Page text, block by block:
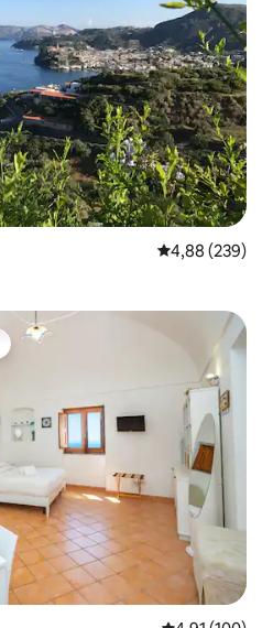
Évaluation
4,88 (239)